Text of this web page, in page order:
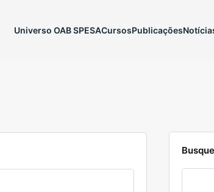
Universo OAB SPESACursosPublicações